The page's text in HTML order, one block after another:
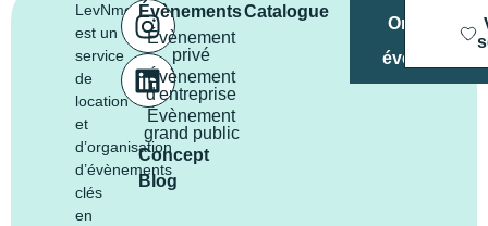
LevNment
est un
service
de
location
et
d’organisation
d’évènements
clés
en
Évènements
Évènement
privé
Évènement
d'entreprise
Évènement
grand public
Concept
Blog
Catalogue
Organiser
évènement